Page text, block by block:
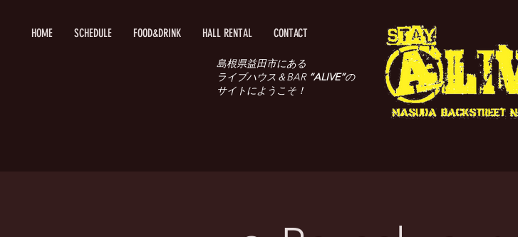
HOME SCHEDULE FOOD&DRINK HALL RENTAL CONTACT
島根県益田市にある
ライブハウス＆BAR “ALIVE”の
サイトにようこそ！